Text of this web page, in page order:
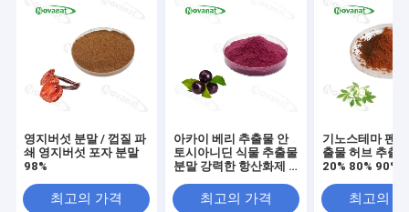
영지버섯 분말 / 껍질 파
쇄 영지버섯 포자 분말
98%
최고의 가격
아카이 베리 추출물 안
토시아니딘 식물 추출물
분말 강력한 항산화제 /
최고의 가격
기노스테마 펜
출물 허브 추출
20% 80% 90%
최고의